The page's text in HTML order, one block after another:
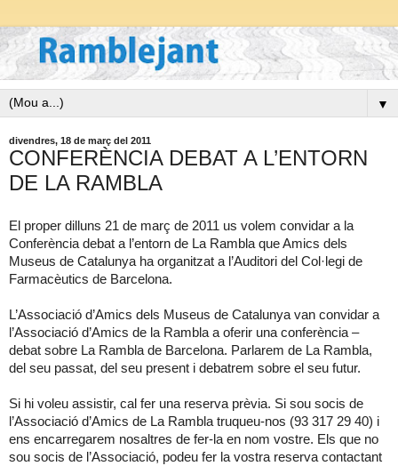
▼
divendres, 18 de març del 2011
CONFERÈNCIA DEBAT A L’ENTORN
DE LA RAMBLA
El proper dilluns 21 de març de 2011 us volem convidar a la
Conferència debat a l’entorn de La Rambla que Amics dels
Museus de Catalunya ha organitzat a l’Auditori del Col·legi de
Farmacèutics de Barcelona.
L’Associació d’Amics dels Museus de Catalunya van convidar a
l’Associació d’Amics de la Rambla a oferir una conferència –
debat sobre La Rambla de Barcelona. Parlarem de La Rambla,
del seu passat, del seu present i debatrem sobre el seu futur.
Si hi voleu assistir, cal fer una reserva prèvia. Si sou socis de
l’Associació d’Amics de La Rambla truqueu-nos (93 317 29 40) i
ens encarregarem nosaltres de fer-la en nom vostre. Els que no
sou socis de l’Associació, podeu fer la vostra reserva contactant